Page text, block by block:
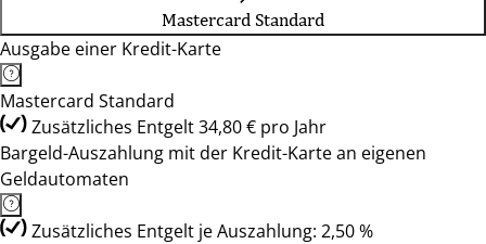
Mastercard Standard
Ausgabe einer Kredit-Karte
Mastercard Standard
Zusätzliches Entgelt 34,80 € pro Jahr
Bargeld-Auszahlung mit der Kredit-Karte an eigenen
Geldautomaten
Zusätzliches Entgelt je Auszahlung: 2,50 %